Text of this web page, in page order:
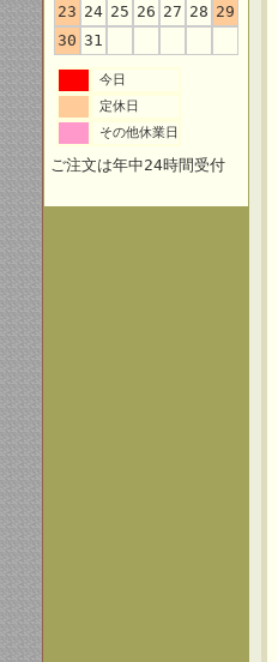
23 24 25 26 27 28 29
30 31
今日
定休日
その他休業日
ご注文は年中24時間受付